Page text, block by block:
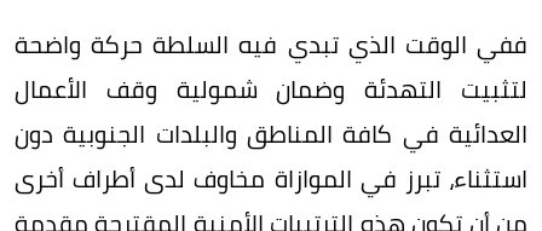
ففي الوقت الذي تبدي فيه السلطة حركة واضحة
لتثبيت التهدئة وضمان شمولية وقف الأعمال
العدائية في كافة المناطق والبلدات الجنوبية دون
استثناء، تبرز في الموازاة مخاوف لدى أطراف أخرى